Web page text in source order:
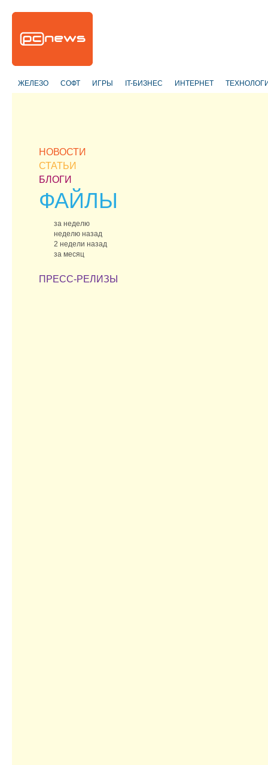
ЖЕЛЕЗО СОФТ ИГРЫ IT-БИЗНЕС ИНТЕРНЕТ
НОВОСТИ
СТАТЬИ
БЛОГИ
ФАЙЛЫ
за неделю
неделю назад
2 недели назад
за месяц
ПРЕСС-РЕЛИЗЫ